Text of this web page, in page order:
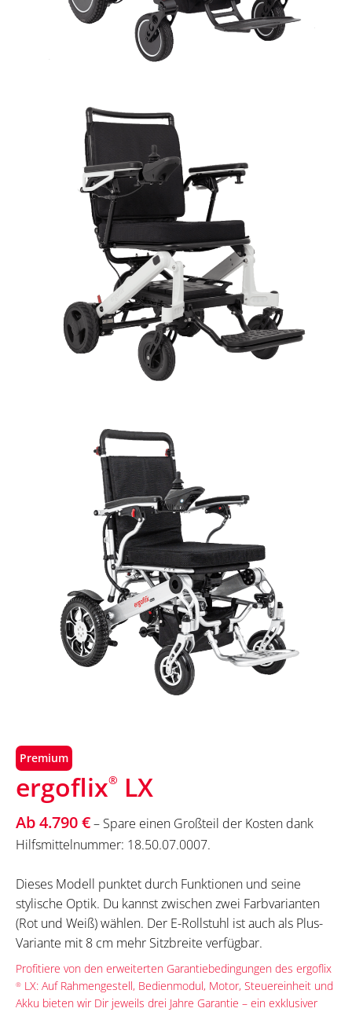
Premium
ergoflix® LX
Ab 4.790 €– Spare einen Großteil der Kosten dank
Hilfsmittelnummer: 18.50.07.0007.
Dieses Modell punktet durch Funktionen und seine
stylische Optik. Du kannst zwischen zwei Farbvarianten
(Rot und Weiß) wählen. Der E-Rollstuhl ist auch als Plus-
Variante mit 8 cm mehr Sitzbreite verfügbar.
Profitiere von den erweiterten Garantiebedingungen des ergoflix
® LX: Auf Rahmengestell, Bedienmodul, Motor, Steuereinheit und
Akku bieten wir Dir jeweils drei Jahre Garantie – ein exklusiver